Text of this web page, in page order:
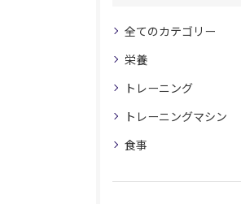
全てのカテゴリー
栄養
トレーニング
トレーニングマシン
食事